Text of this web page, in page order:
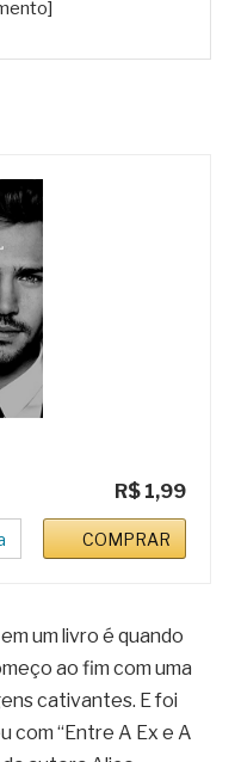
R$ 1,99
COMPRAR
um livro é quando
ao fim com uma
cativantes. E foi
com “Entre A Ex e A